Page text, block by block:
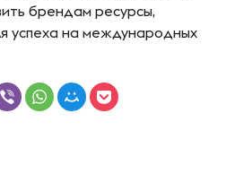
брендам ресурсы,
успеха на международных